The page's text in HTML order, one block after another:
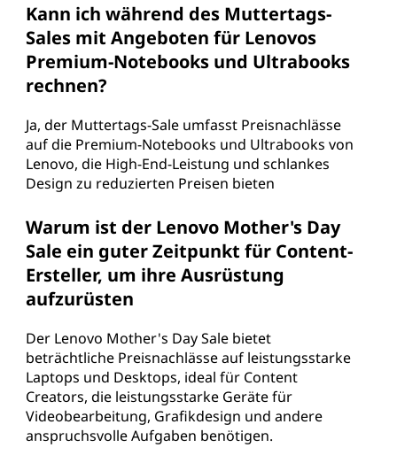
Kann ich während des Muttertags-
Sales mit Angeboten für Lenovos
Premium-Notebooks und Ultrabooks
rechnen?
Ja, der Muttertags-Sale umfasst Preisnachlässe
auf die Premium-Notebooks und Ultrabooks von
Lenovo, die High-End-Leistung und schlankes
Design zu reduzierten Preisen bieten
Warum ist der Lenovo Mother's Day
Sale ein guter Zeitpunkt für Content-
Ersteller, um ihre Ausrüstung
aufzurüsten
Der Lenovo Mother's Day Sale bietet
beträchtliche Preisnachlässe auf leistungsstarke
Laptops und Desktops, ideal für Content
Creators, die leistungsstarke Geräte für
Videobearbeitung, Grafikdesign und andere
anspruchsvolle Aufgaben benötigen.